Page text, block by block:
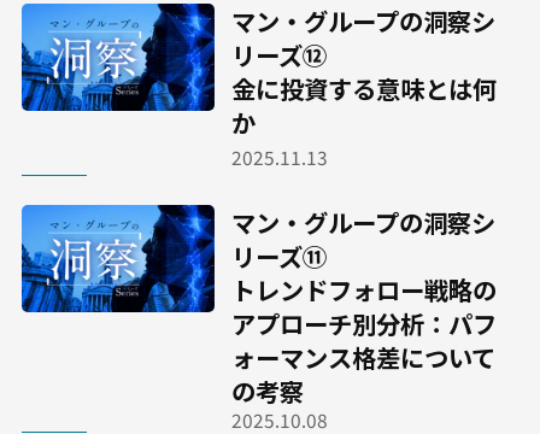
マン・グループの洞察シ
リーズ⑫
金に投資する意味とは何
か
2025.11.13
マン・グループの洞察シ
リーズ⑪
トレンドフォロー戦略の
アプローチ別分析：パフ
ォーマンス格差について
の考察
2025.10.08